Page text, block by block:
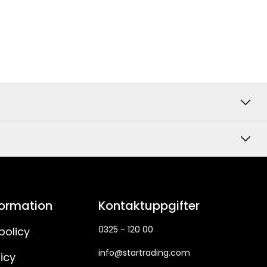
Kontaktuppgifter
0325 - 120 00
info@startrading.com